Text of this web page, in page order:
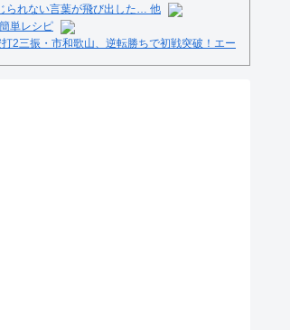
られない言葉が飛び出した… 他
単レシピ
2三振・市和歌山、逆転勝ちで初戦突破！エー